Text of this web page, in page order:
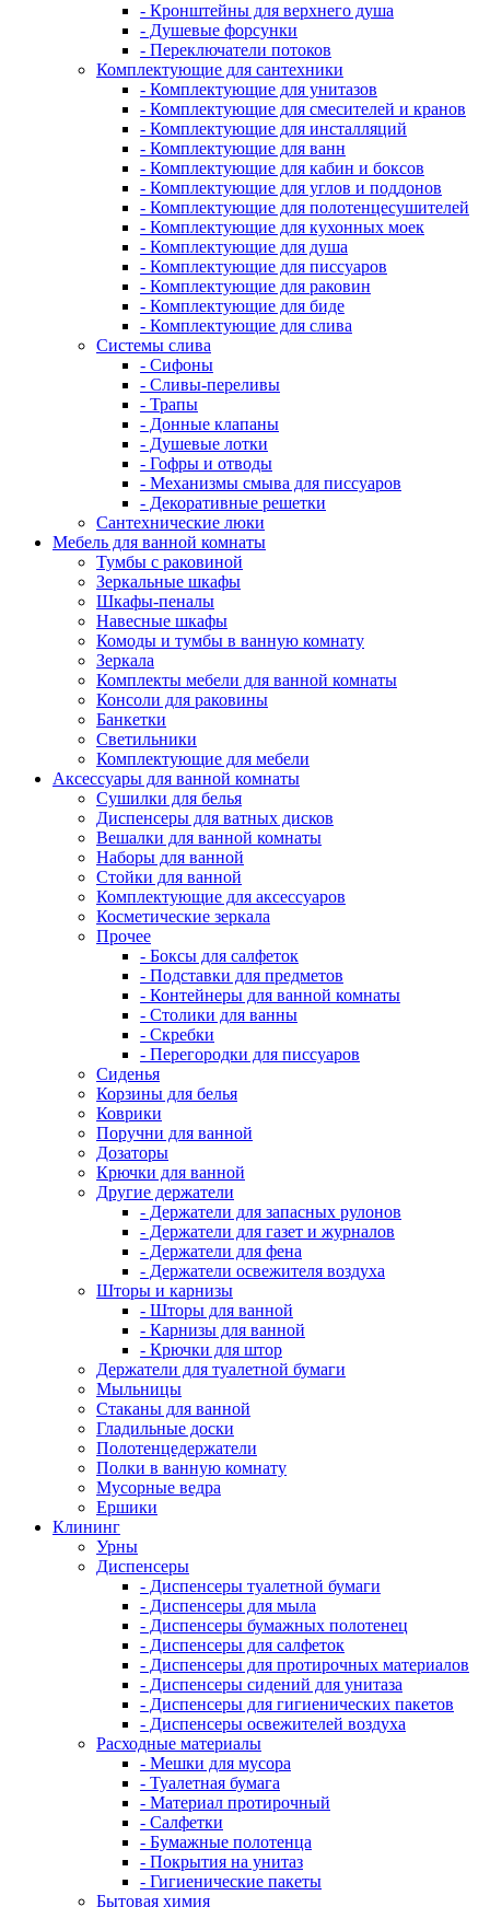
- Кронштейны для верхнего душа
- Душевые форсунки
- Переключатели потоков
Комплектующие для сантехники
- Комплектующие для унитазов
- Комплектующие для смесителей и кранов
- Комплектующие для инсталляций
- Комплектующие для ванн
- Комплектующие для кабин и боксов
- Комплектующие для углов и поддонов
- Комплектующие для полотенцесушителей
- Комплектующие для кухонных моек
- Комплектующие для душа
- Комплектующие для писсуаров
- Комплектующие для раковин
- Комплектующие для биде
- Комплектующие для слива
Системы слива
- Сифоны
- Сливы-переливы
- Трапы
- Донные клапаны
- Душевые лотки
- Гофры и отводы
- Механизмы смыва для писсуаров
- Декоративные решетки
Сантехнические люки
Мебель для ванной комнаты
Тумбы с раковиной
Зеркальные шкафы
Шкафы-пеналы
Навесные шкафы
Комоды и тумбы в ванную комнату
Зеркала
Комплекты мебели для ванной комнаты
Консоли для раковины
Банкетки
Светильники
Комплектующие для мебели
Аксессуары для ванной комнаты
Сушилки для белья
Диспенсеры для ватных дисков
Вешалки для ванной комнаты
Наборы для ванной
Стойки для ванной
Комплектующие для аксессуаров
Косметические зеркала
Прочее
- Боксы для салфеток
- Подставки для предметов
- Контейнеры для ванной комнаты
- Столики для ванны
- Скребки
- Перегородки для писсуаров
Сиденья
Корзины для белья
Коврики
Поручни для ванной
Дозаторы
Крючки для ванной
Другие держатели
- Держатели для запасных рулонов
- Держатели для газет и журналов
- Держатели для фена
- Держатели освежителя воздуха
Шторы и карнизы
- Шторы для ванной
- Карнизы для ванной
- Крючки для штор
Держатели для туалетной бумаги
Мыльницы
Стаканы для ванной
Гладильные доски
Полотенцедержатели
Полки в ванную комнату
Мусорные ведра
Ершики
Клининг
Урны
Диспенсеры
- Диспенсеры туалетной бумаги
- Диспенсеры для мыла
- Диспенсеры бумажных полотенец
- Диспенсеры для салфеток
- Диспенсеры для протирочных материалов
- Диспенсеры сидений для унитаза
- Диспенсеры для гигиенических пакетов
- Диспенсеры освежителей воздуха
Расходные материалы
- Мешки для мусора
- Туалетная бумага
- Материал протирочный
- Салфетки
- Бумажные полотенца
- Покрытия на унитаз
- Гигиенические пакеты
Бытовая химия